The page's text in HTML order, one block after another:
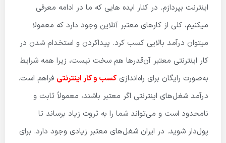
اینترنت بپردازم. در کنار ایده هایی که ما در ادامه معرفی
میکنیم، کلی از کارهای معتبر آنلاین وجود دارد که معمولا
میتوان درآمد بالایی کسب کرد. پیداکردن و استخدام شدن در
کار اینترنتی معتبر آن‌قدرها هم سخت نیست، زیرا همه شرایط
به‌صورت رایگان برای راه‌اندازی کسب و کار اینترنتی فراهم است.
درآمد شغل‌های اینترنتی اگر معتبر باشند، معمولاً ثابت و
نامحدود است و می‌تواند شما را به ثروت زیاد برساند تا
پول‌دار شوید. در ایران شغل‌های معتبر زیادی وجود دارد. برای